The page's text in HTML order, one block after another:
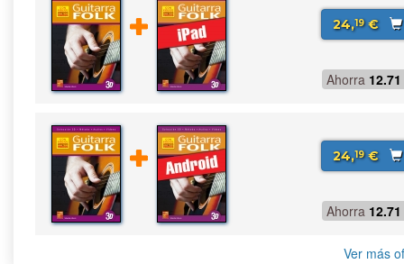
24,19€
Ahorra 12.71
24,19€
Ahorra 12.71
Ver más